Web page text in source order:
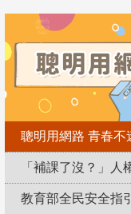
聰明用網路 青春不
「補課了沒？」人
教育部全民安全指